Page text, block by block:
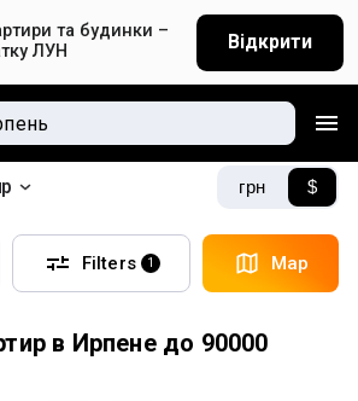
та будинки –
ЛУН
Відкрити
грн $
Filters 1 Map
в Ирпене до 90000